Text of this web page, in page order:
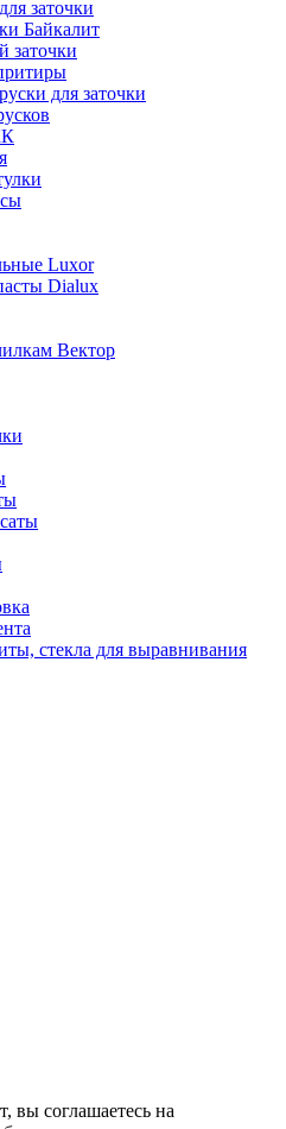
заточки
Байкалит
заточки
для заточки
Luxor
Dialux
Вектор
стекла для выравнивания
вы соглашаетесь на